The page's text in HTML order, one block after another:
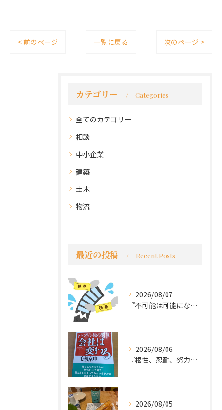
< 前のページ 一覧に戻る 次のページ >
カテゴリー Categories
全てのカテゴリー
相談
中小企業
建築
土木
物流
最近の投稿 Recent Posts
2026/08/07
『不可能は可能になる』
2026/08/06
『根性、忍耐、努力という言葉は死語なのか』
2026/08/05